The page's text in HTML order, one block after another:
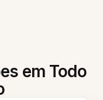
em Todo